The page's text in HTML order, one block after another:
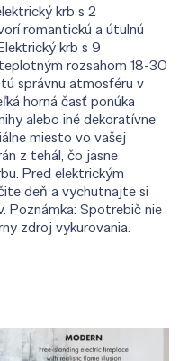
krb s 2
romantickú a útulnú
krb s 9
rozsahom 18-30
správnu atmosféru v
horná časť ponúka
alebo iné dekoratívne
miesto vo vašej
z tehál, čo jasne
Pred elektrickým
deň a vychutnajte si
Poznámka: Spotrebič nie
zdroj vykurovania.